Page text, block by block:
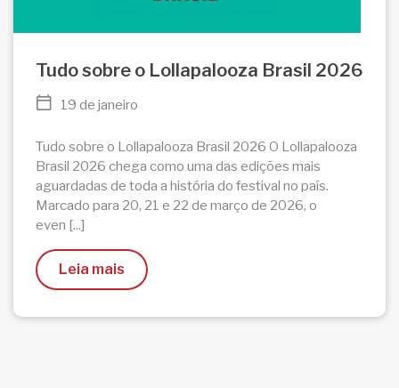
Tudo sobre o Lollapalooza Brasil 2026
19 de janeiro
Tudo sobre o Lollapalooza Brasil 2026 O Lollapalooza
Brasil 2026 chega como uma das edições mais
aguardadas de toda a história do festival no país.
Marcado para 20, 21 e 22 de março de 2026, o
even [...]
Leia mais